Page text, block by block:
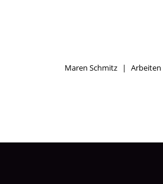
Maren Schmitz | Arbeiten